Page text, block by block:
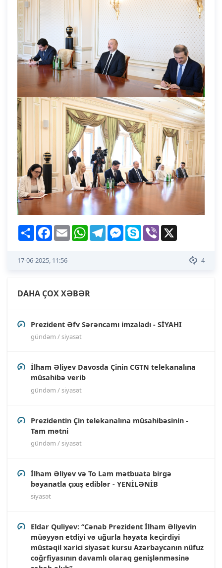
Share Facebook
Email WhatsAppTelegramMessenger
Skype Viber
4
17-06-2025, 11:56
DAHA ÇOX XƏBƏR
Prezident Əfv Sərəncamı imzaladı - SİYAHI
gündəm / siyasət
İlham Əliyev Davosda Çinin CGTN telekanalına
müsahibə verib
gündəm / siyasət
Prezidentin Çin telekanalına müsahibəsinin -
Tam mətni
gündəm / siyasət
İlham Əliyev və To Lam mətbuata birgə
bəyanatla çıxış ediblər - YENİLƏNİB
siyasət
Eldar Quliyev: “Cənab Prezident İlham Əliyevin
müəyyən etdiyi və uğurla həyata keçirdiyi
müstəqil xarici siyasət kursu Azərbaycanın nüfuz
coğrfiyasının davamlı olaraq genişlənməsinə